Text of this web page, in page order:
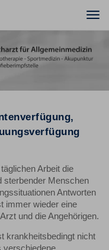
Arbeit die
sterbender Menschen
Antworten
immer wieder eine
und die Angehörigen.
krankheitsbedingt nicht